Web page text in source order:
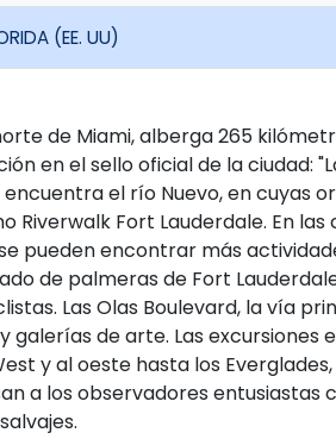
(EE. UU)
de Miami, alberga 265
en el sello oficial de la ciudad:
el río Nuevo, en cuyas
Riverwalk Fort Lauderdale. En las
pueden encontrar más
de palmeras de Fort
Las Olas Boulevard, la vía
galerías de arte. Las excursiones
y al oeste hasta los
a los observadores entusiastas